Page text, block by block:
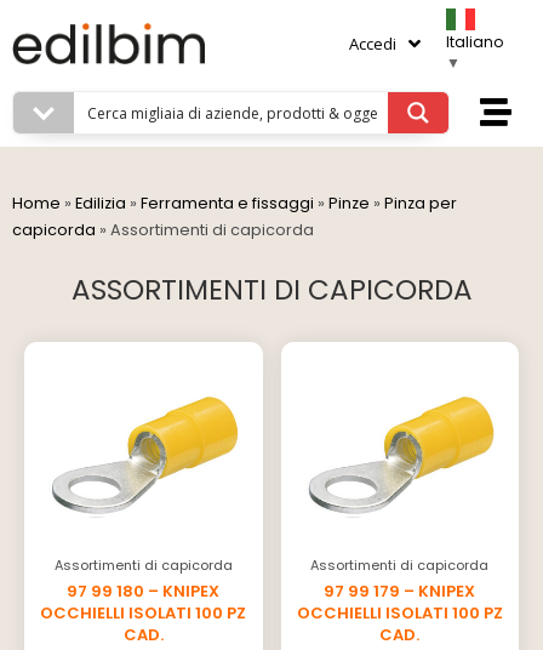
Accedi
Italiano
▼
Home » Edilizia » Ferramenta e fissaggi » Pinze » Pinza per
capicorda » Assortimenti di capicorda
ASSORTIMENTI DI CAPICORDA
Assortimenti di capicorda
97 99 180 – KNIPEX
OCCHIELLI ISOLATI 100 PZ
CAD.
Assortimenti di capicorda
97 99 179 – KNIPEX
OCCHIELLI ISOLATI 100 PZ
CAD.